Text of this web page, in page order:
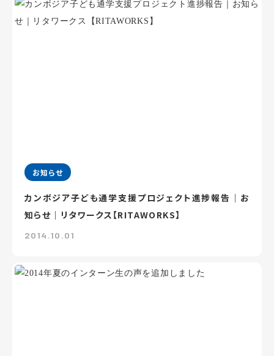
お知らせ
カンボジア子ども通学支援プロジェクト進捗報告｜お
知らせ｜リタワークス【RITAWORKS】
2014.10.01